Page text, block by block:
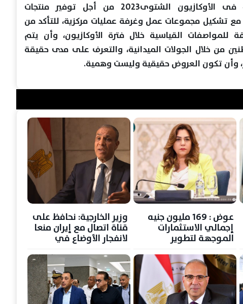
لمشاركة المحلات التجارية فى الأوكازيون الشتوى2023 من أجل توفير منتجات
تشكيل مجموعات عمل وغرفة عمليات مركزية، للتأكد من
للمواصفات القياسية خلال فترة الأوكازيون، وأن يتم
من خلال الجولات الميدانية، والتعرف على مدى حقيقة
وأن تكون العروض حقيقية وليست وهمية.
عوض : 169 مليون جنيه
إجمالي الاستثمارات
الموجهة لتطوير
بمحافظة مطروح
وزير الخارجية: نحافظ على
قناة اتصال مع إيران منعا
لانفجار الأوضاع في